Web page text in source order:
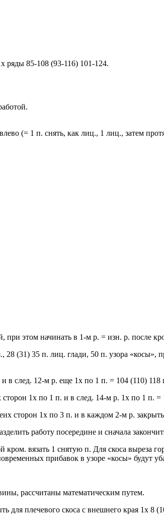
ряды 85-108 (93-116) 101-124.
(= 1 п. снять, как лиц., 1 лиц., затем
этом начинать в 1-м р. = изн. р. после
28 (31) 35 п. лиц. глади, 50 п. узора
в след. 12-м р. еще 1x по 1 п. = 104 (110) 118
1x по 1 п. и в след. 14-м р. 1x по 1 п. =
сторон 1x по 3 п. и в каждом 2-м р.
работу посередине и сначала
вязать 1 снятую п. Для скоса выреза
прибавок в узоре «косы» будут
рассчитаны математическим путем.
для плечевого скоса с внешнего края 1x